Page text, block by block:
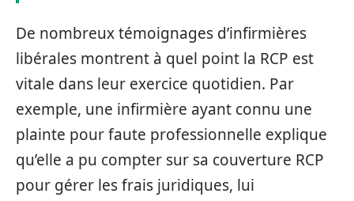
De nombreux témoignages d’infirmières
libérales montrent à quel point la RCP est
vitale dans leur exercice quotidien. Par
exemple, une infirmière ayant connu une
plainte pour faute professionnelle explique
qu’elle a pu compter sur sa couverture RCP
pour gérer les frais juridiques, lui